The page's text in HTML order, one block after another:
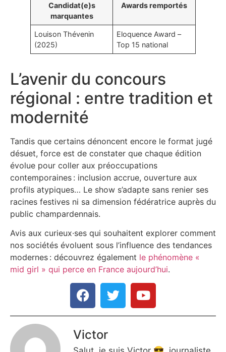
Candidat(e)s
marquantes
Awards remportés
Louison Thévenin
(2025)
Eloquence Award –
Top 15 national
L’avenir du concours
régional : entre tradition et
modernité
Tandis que certains dénoncent encore le format jugé
désuet, force est de constater que chaque édition
évolue pour coller aux préoccupations
contemporaines : inclusion accrue, ouverture aux
profils atypiques… Le show s’adapte sans renier ses
racines festives ni sa dimension fédératrice auprès du
public champardennais.
Avis aux curieux·ses qui souhaitent explorer comment
nos sociétés évoluent sous l’influence des tendances
modernes : découvrez également le phénomène «
mid girl » qui perce en France aujourd’hui.
Victor